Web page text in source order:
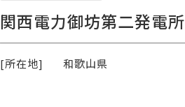
関西電力御坊第二発電所
[所在地] 和歌山県